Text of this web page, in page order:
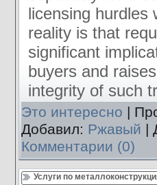
licensing hurdles
reality is that
significant
buyers and
integrity of such
Это интересно |
Добавил: Ржавый |
Комментарии (0)
Услуги по